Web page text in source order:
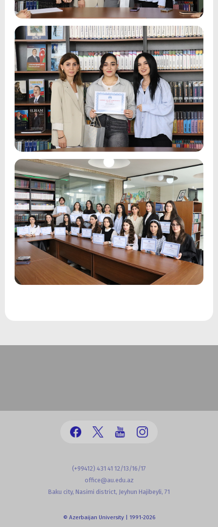
(+99412) 431 41 12/13/16/17
office@au.edu.az
Baku city, Nasimi district, Jeyhun Hajibeyli, 71
© Azerbaijan University | 1991-2026